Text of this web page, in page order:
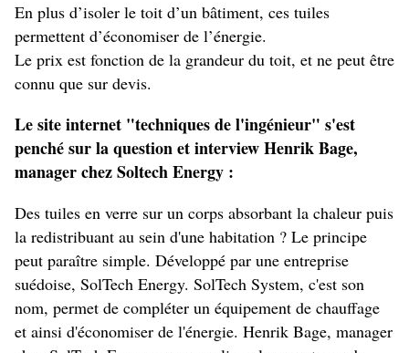
En plus d’isoler le toit d’un bâtiment, ces tuiles
permettent d’économiser de l’énergie.
Le prix est fonction de la grandeur du toit, et ne peut être
connu que sur devis.
Le site internet "techniques de l'ingénieur" s'est
penché sur la question et interview Henrik Bage,
manager chez Soltech Energy :
Des tuiles en verre sur un corps absorbant la chaleur puis
la redistribuant au sein d'une habitation ? Le principe
peut paraître simple. Développé par une entreprise
suédoise, SolTech Energy. SolTech System, c'est son
nom, permet de compléter un équipement de chauffage
et ainsi d'économiser de l'énergie. Henrik Bage, manager